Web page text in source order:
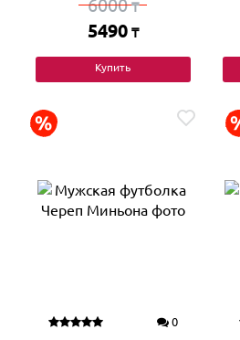
6000₸
5490 ₸
Купить
0